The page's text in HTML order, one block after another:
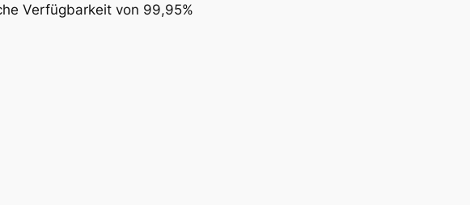
Verfügbarkeit von 99,95%